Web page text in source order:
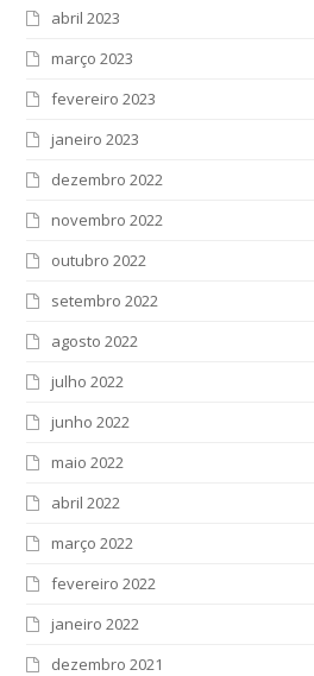
abril 2023
março 2023
fevereiro 2023
janeiro 2023
dezembro 2022
novembro 2022
outubro 2022
setembro 2022
agosto 2022
julho 2022
junho 2022
maio 2022
abril 2022
março 2022
fevereiro 2022
janeiro 2022
dezembro 2021